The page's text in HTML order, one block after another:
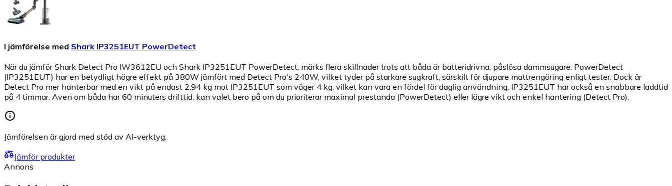
I jämförelse med Shark IP3251EUT PowerDetect
När du jämför Shark Detect Pro IW3612EU och Shark IP3251EUT PowerDetect, märks flera skillnader trots att båda är batteridrivna, påslösa dammsugare. PowerDetect
(IP3251EUT) har en betydligt högre effekt på 380W jämfört med Detect Pro's 240W, vilket tyder på starkare sugkraft, särskilt för djupare mattrengöring enligt tester. Dock är
Detect Pro mer hanterbar med en vikt på endast 2,94 kg mot IP3251EUT som väger 4 kg, vilket kan vara en fördel för daglig användning. IP3251EUT har också en snabbare laddtid
på 4 timmar. Även om båda har 60 minuters drifttid, kan valet bero på om du prioriterar maximal prestanda (PowerDetect) eller lägre vikt och enkel hantering (Detect Pro).
Jämförelsen är gjord med stöd av AI-verktyg.
Jämför produkter
Annons